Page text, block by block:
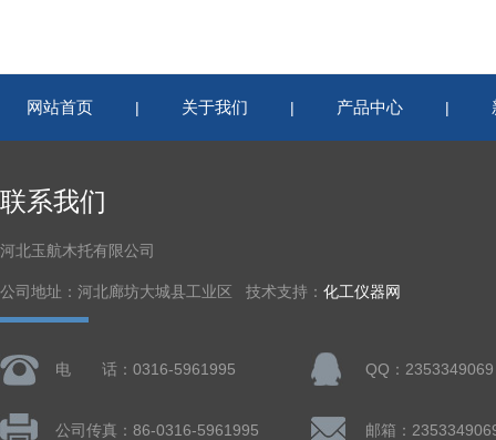
网站首页 | 关于我们 | 产品中心 |
联系我们
河北玉航木托有限公司
公司地址：河北廊坊大城县工业区 技术支持： 化工仪器网
电 话：0316-5961995 QQ：2353349069
公司传真：86-0316-5961995 邮箱：